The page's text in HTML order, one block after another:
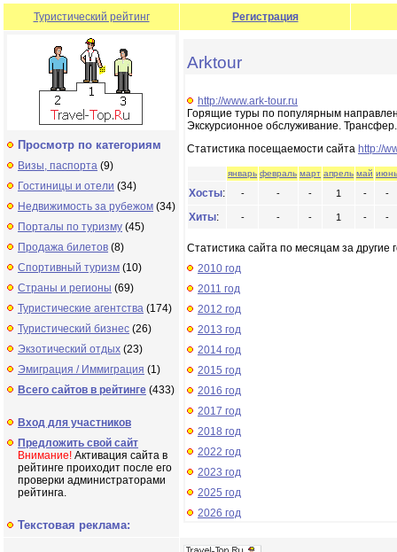
Туристический рейтинг Регистрация
Просмотр по категориям
Визы, паспорта (9)
Гостиницы и отели (34)
Недвижимость за рубежом (34)
Порталы по туризму (45)
Продажа билетов (8)
Спортивный туризм (10)
Страны и регионы (69)
Туристические агентства (174)
Туристический бизнес (26)
Экзотический отдых (23)
Эмиграция / Иммиграция (1)
Всего сайтов в рейтинге (433)
Вход для участников
Предложить свой сайт
Внимание! Активация сайта в
рейтинге проиходит после его
проверки администраторами
рейтинга.
Текстовая реклама:
Arktour
http://www.ark-tour.ru
Горящие туры по популярным
Экскурсионное обслуживание.
Статистика посещаемости сайта http://
январь февраль март апрель май июнь
Хосты: - - - 1 - -
Хиты: - - - 1 - -
Статистика сайта по месяцам за другие
2010 год
2011 год
2012 год
2013 год
2014 год
2015 год
2016 год
2017 год
2018 год
2022 год
2023 год
2025 год
2026 год